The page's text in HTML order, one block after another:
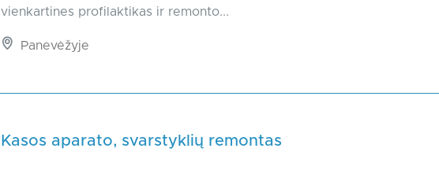
vienkartines profilaktikas ir remonto...
Panevėžyje
Kasos aparato, svarstyklių remontas